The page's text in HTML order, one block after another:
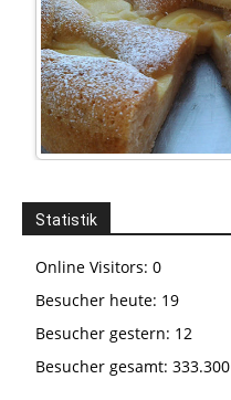
Statistik
Online Visitors: 0
Besucher heute: 19
Besucher gestern: 12
Besucher gesamt: 333.300